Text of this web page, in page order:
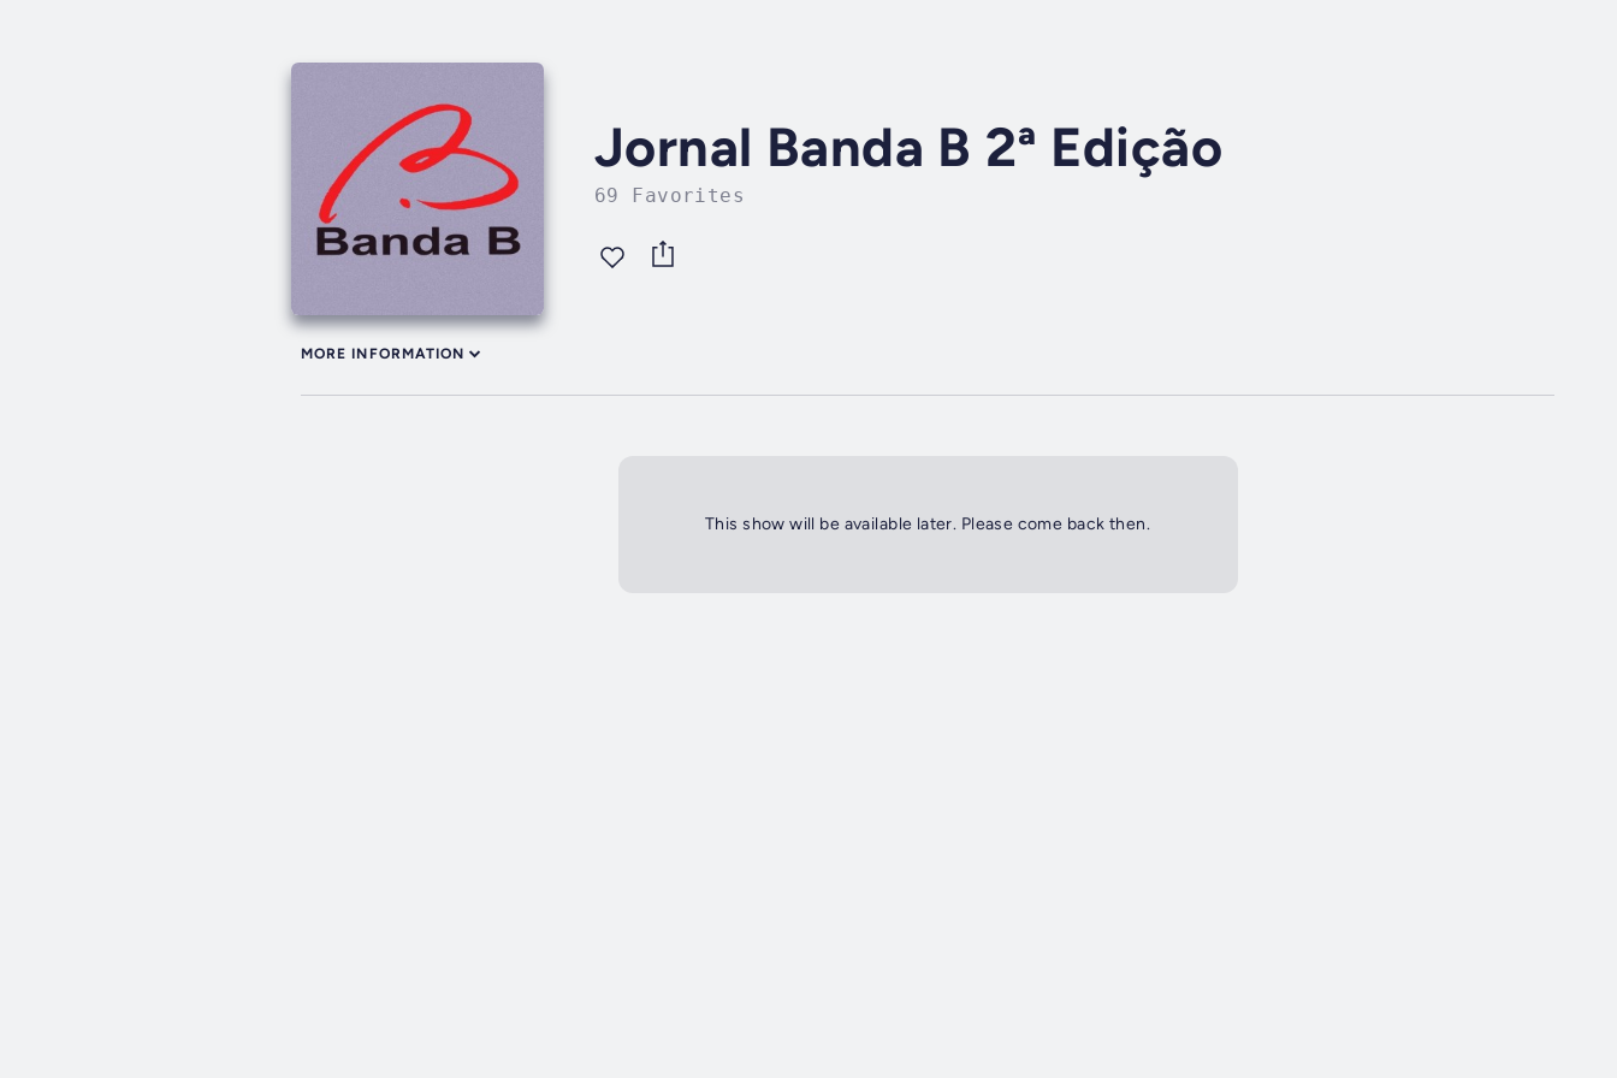
Jornal Banda B 2ª Edição
69 Favorites
MORE INFORMATION
This show will be available later. Please come back then.